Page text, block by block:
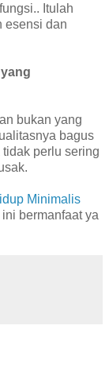
Itulah
esensi dan
bukan yang
bagus
perlu sering
Minimalis
ini bermanfaat ya